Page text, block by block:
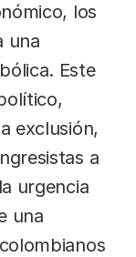
los
una
Este
exclusión,
a
urgencia
una